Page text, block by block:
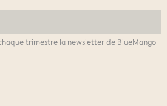
trimestre la newsletter de BlueMango